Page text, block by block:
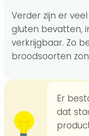
Verder zijn er
gluten bevatten,
verkrijgbaar. Zo
broodsoorten
Er
dat